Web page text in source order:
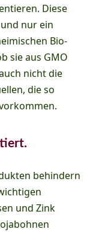
Diese
nur ein
Bio-
sie aus GMO
nicht die
die so
behindern
und Zink